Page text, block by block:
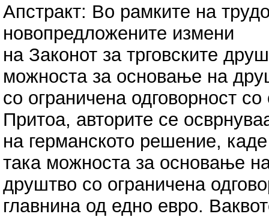
Апстракт: Во рамките на
новопредложените измени
на Законот за трговските
можноста за основање на
со ограничена одговорност
Притоа, авторите се
на германското решение,
така можноста за основање
друштво со ограничена
главнина од едно евро.